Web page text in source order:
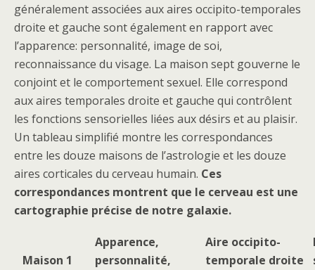
généralement associées aux aires occipito-temporales
droite et gauche sont également en rapport avec
l’apparence: personnalité, image de soi,
reconnaissance du visage. La maison sept gouverne le
conjoint et le comportement sexuel. Elle correspond
aux aires temporales droite et gauche qui contrôlent
les fonctions sensorielles liées aux désirs et au plaisir.
Un tableau simplifié montre les correspondances
entre les douze maisons de l’astrologie et les douze
aires corticales du cerveau humain. Ces
correspondances montrent que le cerveau est une
cartographie précise de notre galaxie.
Maison 1
Apparence,
personnalité,
Aire occipito-
temporale droite